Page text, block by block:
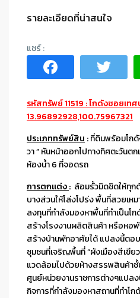
รายละเอียดที่น่าสนใจ
รหัสทรัพย์ 11519 : โกดังซอยเ
13.96892928,100.75967321
ประเภททรัพย์สิน :ที่ดินพร้อมโกดั
วา ” หันหน้าออกไปทางทิศตะวันต
ห้องน้ำ 6 ที่จอดรถ
การตกแต่ง: ล้อมรั้วมิดชิดให้ทุก
บางส่วนให้โล่งโปร่ง พื้นที่สวยเห
ลงทุนที่กำลังมองหาพื้นที่ทำเป็นโ
สร้างโรงงานผลิตสินค้า หรือห
สร้างบ้านพักอาศัยได้ แปลงนี้ตอ
ชุมชนที่เจริญพื้นที่ “ผังเมืองสีเขี
แวดล้อมไปด้วยห้างสรรพสินค้า
ศูนย์หน่วยงานราชการต่างๆแปล
กิจการที่กำลังมองหาสถานที่ทำโ